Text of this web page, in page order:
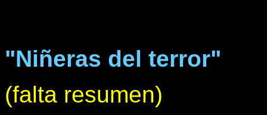
"Niñeras del terror"
(falta resumen)